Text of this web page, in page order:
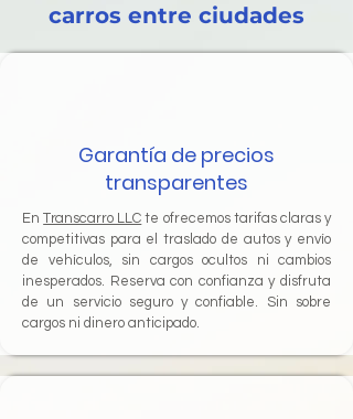
carros entre ciudades
Garantía de precios
transparentes
EnTranscarro LLC te ofrecemos tarifas claras y
competitivas para el traslado de autos y envío
de vehículos, sin cargos ocultos ni cambios
inesperados. Reserva con confianza y disfruta
de un servicio seguro y confiable. Sin sobre
cargos ni dinero anticipado.